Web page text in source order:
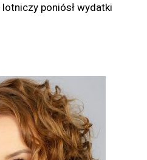
lotniczy poniósł wydatki